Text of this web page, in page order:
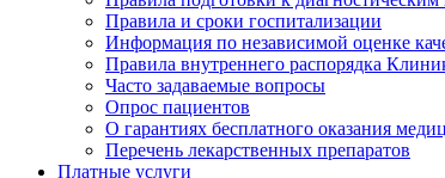
Правила и сроки госпитализации
Информация по независимой оценке
Правила внутреннего распорядка
Часто задаваемые вопросы
Опрос пациентов
О гарантиях бесплатного оказания
Перечень лекарственных препаратов
Платные услуги